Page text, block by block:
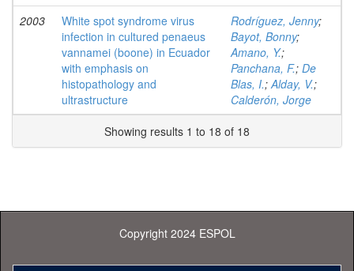
2003
White spot syndrome virus
infection in cultured penaeus
vannamei (boone) in Ecuador
with emphasis on
histopathology and
ultrastructure
Rodríguez, Jenny;
Bayot, Bonny;
Amano, Y.;
Panchana, F.; De
Blas, I.;Alday, V.;
Calderón, Jorge
Showing results 1 to 18 of 18
Copyright 2024 ESPOL